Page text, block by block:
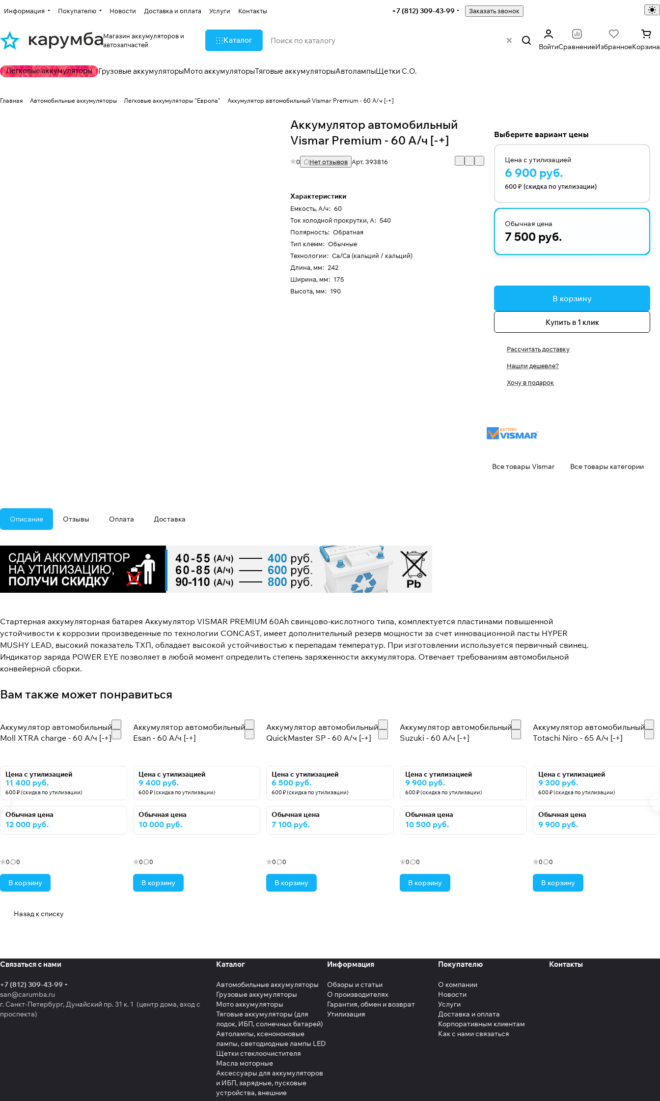
Информация Покупателю Новости Доставка и оплата Услуги Контакты +7 (812) 309-43-99 Заказать звонок
Магазин аккумуляторов и
автозапчастей
Каталог
ВойтиСравнениеИзбранноеКорзина
Легковые аккумуляторы Грузовые аккумуляторыМото аккумуляторыТяговые аккумуляторыАвтолампыЩетки С.О.
Главная Автомобильные аккумуляторы Легковые аккумуляторы "Европа" Аккумулятор автомобильный Vismar Premium - 60 А/ч [-+]
Аккумулятор автомобильный
Vismar Premium - 60 А/ч [-+]
0 Нет отзывов Арт.393816
Характеристики
Емкость, А/ч: 60
Ток холодной прокрутки, А: 540
Полярность: Обратная
Тип клемм: Обычные
Технологии: Ca/Ca (кальций / кальций)
Длина, мм: 242
Ширина, мм: 175
Высота, мм: 190
Выберите вариант цены
Цена с утилизацией
6 900 руб.
600 ₽ (скидка по утилизации)
Обычная цена
7 500 руб.
В корзину
Купить в 1 клик
Рассчитать доставку
Нашли дешевле?
Хочу в подарок
Все товары Vismar Все товары категории
Описание Отзывы Оплата Доставка
Стартерная аккумуляторная батарея Аккумулятор VISMAR PREMIUM 60Ah свинцово-кислотного типа, комплектуется пластинами повышенной
устойчивости к коррозии произведенные по технологии CONCAST, имеет дополнительный резерв мощности за счет инновационной пасты HYPER
MUSHY LEAD, высокий показатель ТХП, обладает высокой устойчивостью к перепадам температур. При изготовлении используется первичный свинец.
Индикатор заряда POWER EYE позволяет в любой момент определить степень заряженности аккумулятора. Отвечает требованиям автомобильной
конвейерной сборки.
Вам также может понравиться
Аккумулятор автомобильный
Moll XTRA charge - 60 А/ч [-+]
Цена с утилизацией
11 400 руб.
600 ₽ (скидка по утилизации)
Обычная цена
12 000 руб.
0 0
В корзину
Аккумулятор автомобильный
Esan - 60 А/ч [-+]
Цена с утилизацией
9 400 руб.
600 ₽ (скидка по утилизации)
Обычная цена
10 000 руб.
0 0
В корзину
Аккумулятор автомобильный
QuickMaster SP - 60 A/ч [-+]
Цена с утилизацией
6 500 руб.
600 ₽ (скидка по утилизации)
Обычная цена
7 100 руб.
0 0
В корзину
Аккумулятор автомобильный
Suzuki - 60 А/ч [-+]
Цена с утилизацией
9 900 руб.
600 ₽ (скидка по утилизации)
Обычная цена
10 500 руб.
0 0
В корзину
Аккумулятор автомобильный
Totachi Niro - 65 А/ч [-+]
Цена с утилизацией
9 300 руб.
600 ₽ (скидка по утилизации)
Обычная цена
9 900 руб.
0 0
В корзину
Назад к списку
Связаться с нами
+7 (812) 309-43-99
san@carumba.ru
г. Санкт-Петербург, Дунайский пр. 31 к. 1 (центр дома, вход с
проспекта)
Каталог
Автомобильные аккумуляторы
Грузовые аккумуляторы
Мото аккумуляторы
Тяговые аккумуляторы (для
лодок, ИБП, солнечных батарей)
Автолампы, ксенононовые
лампы, светодиодные лампы LED
Щетки стеклоочистителя
Масла моторные
Аксессуары для аккумуляторов
и ИБП, зарядные, пусковые
устройства, внешние
Информация
Обзоры и статьи
О производителях
Гарантия, обмен и возврат
Утилизация
Покупателю
О компании
Новости
Услуги
Доставка и оплата
Корпоративным клиентам
Как с нами связаться
Контакты